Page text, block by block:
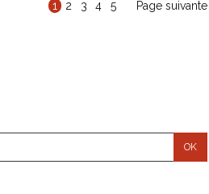
1 2 3 4 5 Page suivante